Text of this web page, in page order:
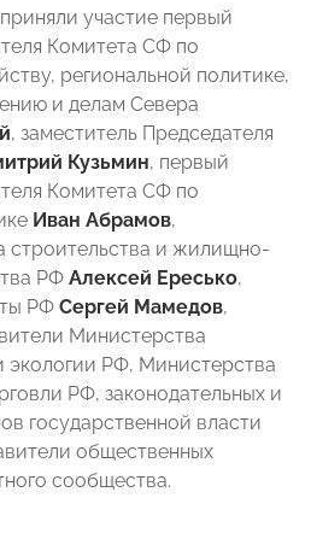
участие первый
Комитета СФ по
региональной политике,
и делам Севера
, заместитель Председателя
Кузьмин, первый
Комитета СФ по
Иван Абрамов,
строительства и жилищно-
РФ Алексей Ересько,
РФ Сергей Мамедов,
Министерства
экологии РФ, Министерства
РФ, законодательных и
государственной власти
общественных
сообщества.